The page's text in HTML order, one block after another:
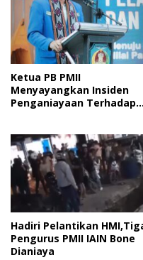
Ketua PB PMII
Menyayangkan Insiden
Penganiayaan Terhadap
Hadiri Pelantikan
Pengurus PMII IAIN Bone
Dianiaya